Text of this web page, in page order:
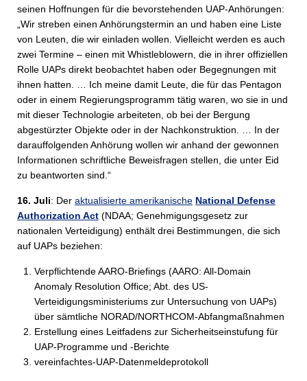
seinen Hoffnungen für die bevorstehenden UAP-Anhörungen:
„Wir streben einen Anhörungstermin an und haben eine Liste
von Leuten, die wir einladen wollen. Vielleicht werden es auch
zwei Termine – einen mit Whistleblowern, die in ihrer offiziellen
Rolle UAPs direkt beobachtet haben oder Begegnungen mit
ihnen hatten. … Ich meine damit Leute, die für das Pentagon
oder in einem Regierungsprogramm tätig waren, wo sie in und
mit dieser Technologie arbeiteten, ob bei der Bergung
abgestürzter Objekte oder in der Nachkonstruktion. … In der
darauffolgenden Anhörung wollen wir anhand der gewonnen
Informationen schriftliche Beweisfragen stellen, die unter Eid
zu beantworten sind.“
16. Juli: Der aktualisierte amerikanische National Defense
Authorization Act (NDAA; Genehmigungsgesetz zur
nationalen Verteidigung) enthält drei Bestimmungen, die sich
auf UAPs beziehen:
Verpflichtende AARO-Briefings (AARO: All-Domain
Anomaly Resolution Office; Abt. des US-
Verteidigungsministeriums zur Untersuchung von UAPs)
über sämtliche NORAD/NORTHCOM-Abfangmaßnahmen
Erstellung eines Leitfadens zur Sicherheitseinstufung für
UAP-Programme und -Berichte
vereinfachtes-UAP-Datenmeldeprotokoll